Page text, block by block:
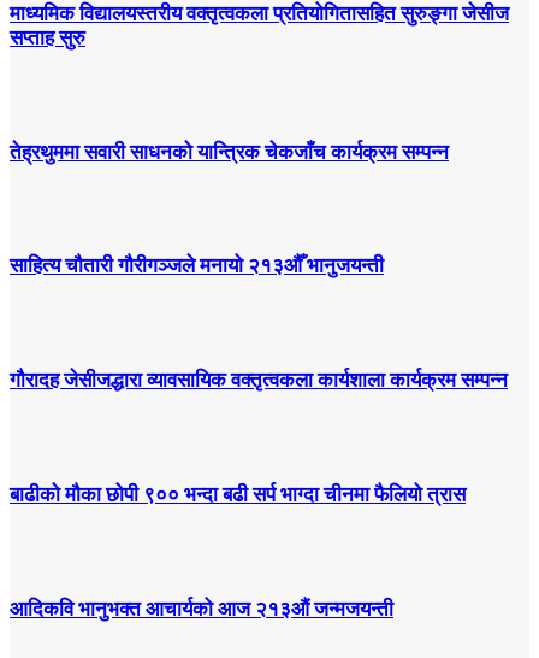
माध्यमिक विद्यालयस्तरीय वक्तृत्वकला प्रतियोगितासहित सुरुङ्गा जेसीज
सप्ताह सुरु
तेह्रथुममा सवारी साधनको यान्त्रिक चेकजाँच कार्यक्रम सम्पन्न
साहित्य चौतारी गौरीगञ्जले मनायो २१३औँ भानुजयन्ती
गौरादह जेसीजद्धारा व्यावसायिक वक्तृत्वकला कार्यशाला कार्यक्रम सम्पन्न
बाढीको मौका छोपी ९०० भन्दा बढी सर्प भाग्दा चीनमा फैलियो त्रास
आदिकवि भानुभक्त आचार्यको आज २१३औं जन्मजयन्ती